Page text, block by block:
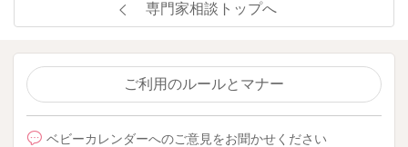
専門家相談トップへ
ご利用のルールとマナー
ベビーカレンダーへのご意見をお聞かせください